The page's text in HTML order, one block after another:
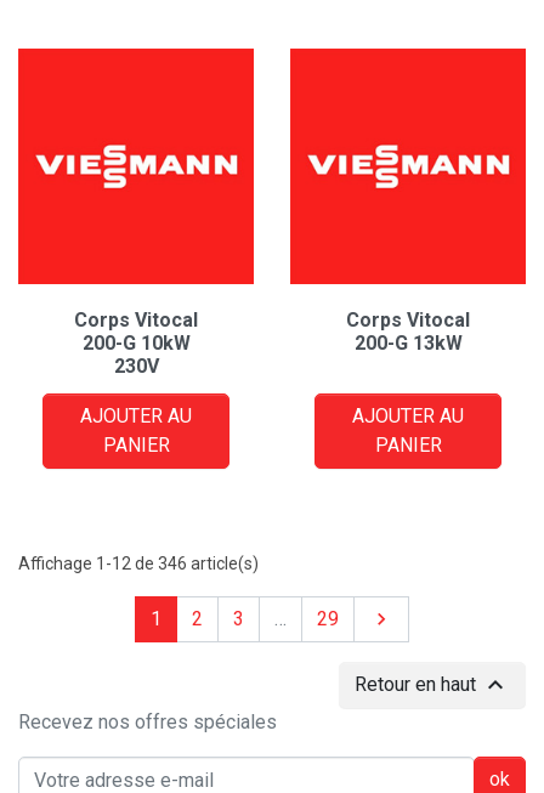
Corps Vitocal
200-G 10kW
230V
AJOUTER AU
PANIER
Corps Vitocal
200-G 13kW
AJOUTER AU
PANIER
Affichage 1-12 de 346 article(s)
1 2 3 … 29 Suivant

Retour en haut 
Recevez nos offres spéciales
ok